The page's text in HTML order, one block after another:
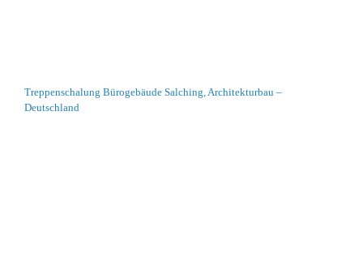
Treppenschalung Bürogebäude Salching, Architekturbau –
Deutschland